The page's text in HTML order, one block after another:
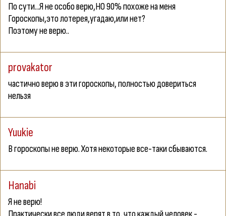
По сути...Я не особо верю,НО 90% похоже на меня
Гороскопы,это лотерея,угадаю,или нет?
Поэтому не верю..
provakator
частично верю в эти гороскопы, полностью довериться
нельзя
Yuukie
В гороскопы не верю. Хотя некоторые все-таки сбываются.
Hanabi
Я не верю!